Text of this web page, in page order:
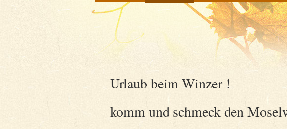
Urlaub beim Winzer !
komm und schmeck den